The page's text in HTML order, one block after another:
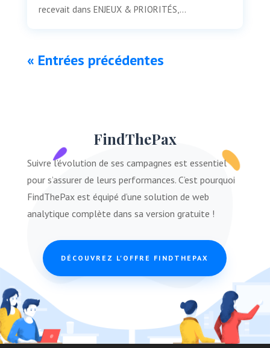
recevait dans ENJEUX & PRIORITÉS,...
« Entrées précédentes
FindThePax
Suivre l’évolution de ses campagnes est essentiel
pour s’assurer de leurs performances. C’est pourquoi
FindThePax est équipé d’une solution de web
analytique complète dans sa version gratuite !
DÉCOUVREZ L'OFFRE FINDTHEPAX